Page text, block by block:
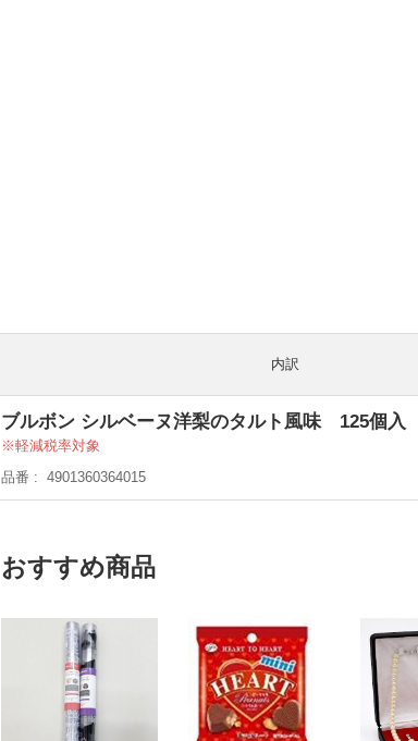
内訳
ブルボン シルベーヌ洋梨のタルト風味 125個入
軽減税率対象
品番
4901360364015
おすすめ商品